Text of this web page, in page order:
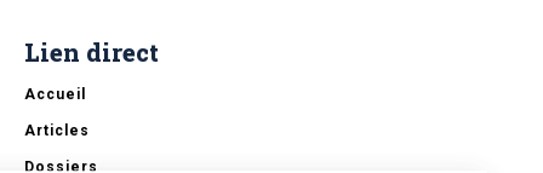
Lien direct
Accueil
Articles
Dossiers